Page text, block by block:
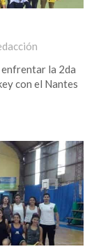
enfrentar la 2da
con el Nantes